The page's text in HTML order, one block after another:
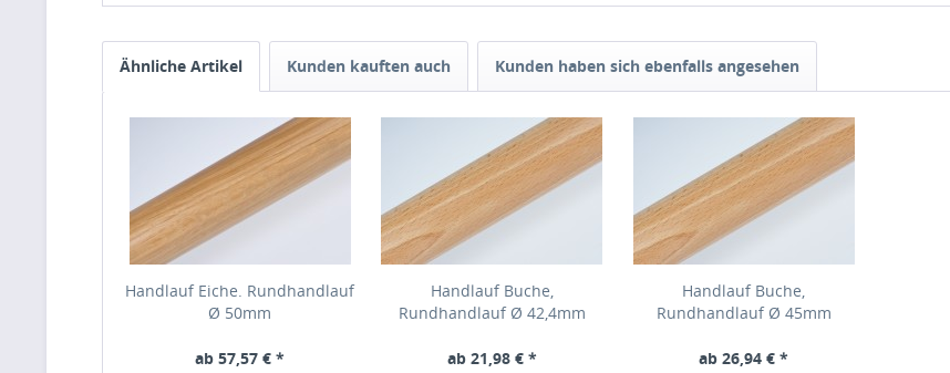
Ähnliche Artikel Kunden kauften auch Kunden haben sich ebenfalls angesehen
Handlauf Eiche. Rundhandlauf
Ø 50mm
ab 57,57 € *
Handlauf Buche,
Rundhandlauf Ø 42,4mm
ab 21,98 € *
Handlauf Buche,
Rundhandlauf Ø 45mm
ab 26,94 € *